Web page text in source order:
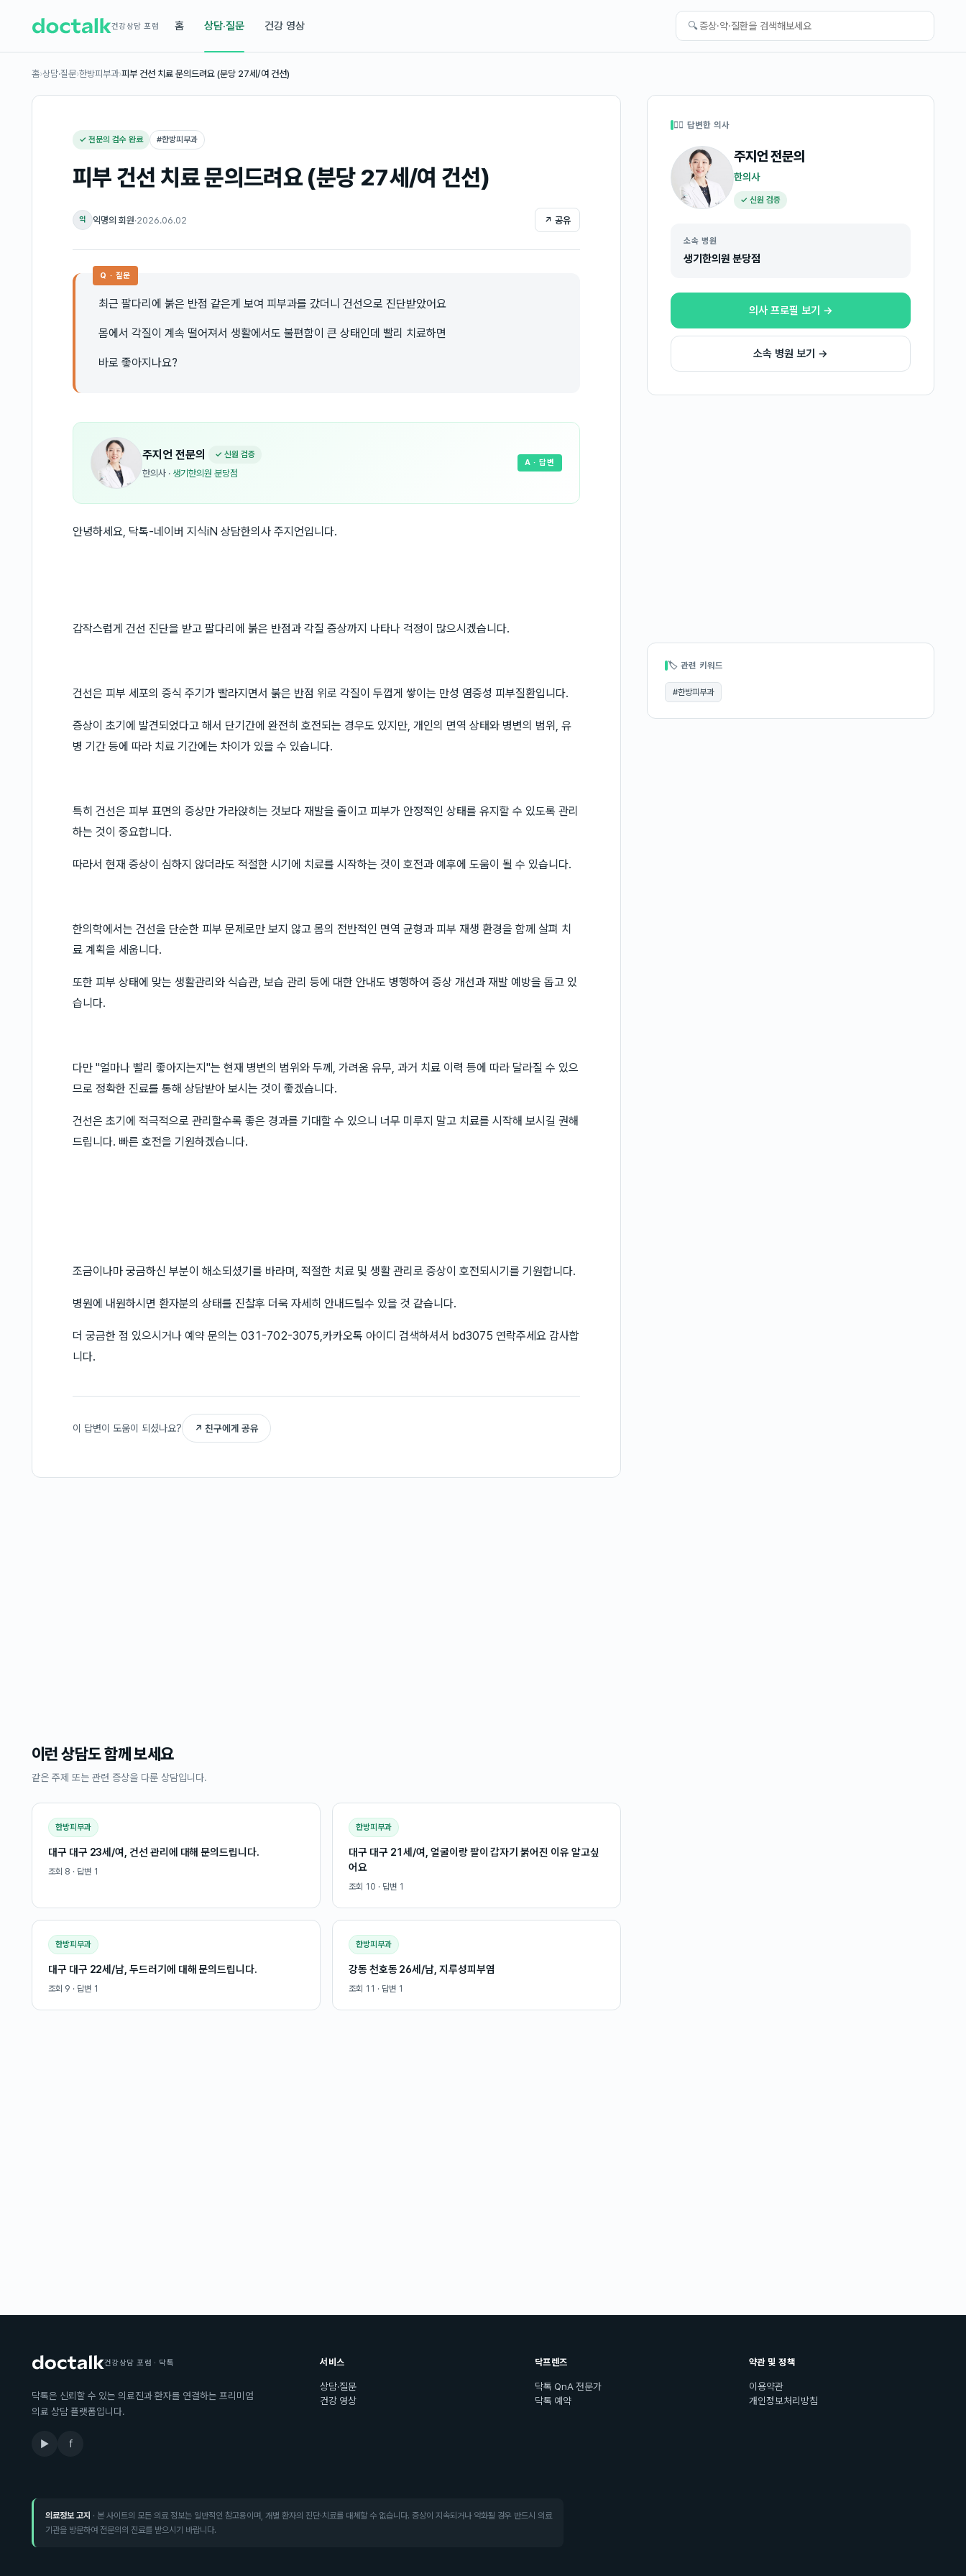
건강상담 포럼 홈 상담·질문 건강 영상 🔍
홈›상담·질문›한방피부과›피부 건선 치료 문의드려요 (분당 27세/여 건선)
✓ 전문의 검수 완료 #한방피부과
피부 건선 치료 문의드려요 (분당 27세/여 건선)
익 익명의 회원·2026.06.02 ↗ 공유
Q · 질문
최근 팔다리에 붉은 반점 같은게 보여 피부과를 갔더니 건선으로 진단받았어요
몸에서 각질이 계속 떨어져서 생활에서도 불편함이 큰 상태인데 빨리 치료하면
바로 좋아지나요?
주지언 전문의 ✓ 신원 검증
한의사 · 생기한의원 분당점
A · 답변
안녕하세요, 닥톡-네이버 지식iN 상담한의사 주지언입니다.
갑작스럽게 건선 진단을 받고 팔다리에 붉은 반점과 각질 증상까지 나타나 걱정이 많으시겠습니다.
건선은 피부 세포의 증식 주기가 빨라지면서 붉은 반점 위로 각질이 두껍게 쌓이는 만성 염증성 피부질환입니다.
증상이 초기에 발견되었다고 해서 단기간에 완전히 호전되는 경우도 있지만, 개인의 면역 상태와 병변의 범위, 유
병 기간 등에 따라 치료 기간에는 차이가 있을 수 있습니다.
특히 건선은 피부 표면의 증상만 가라앉히는 것보다 재발을 줄이고 피부가 안정적인 상태를 유지할 수 있도록 관리
하는 것이 중요합니다.
따라서 현재 증상이 심하지 않더라도 적절한 시기에 치료를 시작하는 것이 호전과 예후에 도움이 될 수 있습니다.
한의학에서는 건선을 단순한 피부 문제로만 보지 않고 몸의 전반적인 면역 균형과 피부 재생 환경을 함께 살펴 치
료 계획을 세웁니다.
또한 피부 상태에 맞는 생활관리와 식습관, 보습 관리 등에 대한 안내도 병행하여 증상 개선과 재발 예방을 돕고 있
습니다.
다만 "얼마나 빨리 좋아지는지"는 현재 병변의 범위와 두께, 가려움 유무, 과거 치료 이력 등에 따라 달라질 수 있으
므로 정확한 진료를 통해 상담받아 보시는 것이 좋겠습니다.
건선은 초기에 적극적으로 관리할수록 좋은 경과를 기대할 수 있으니 너무 미루지 말고 치료를 시작해 보시길 권해
드립니다. 빠른 호전을 기원하겠습니다.
조금이나마 궁금하신 부분이 해소되셨기를 바라며, 적절한 치료 및 생활 관리로 증상이 호전되시기를 기원합니다.
병원에 내원하시면 환자분의 상태를 진찰후 더욱 자세히 안내드릴수 있을 것 같습니다.
더 궁금한 점 있으시거나 예약 문의는 031-702-3075,카카오톡 아이디 검색하셔서 bd3075 연락주세요 감사합
니다.
이 답변이 도움이 되셨나요? ↗ 친구에게 공유
이런 상담도 함께 보세요
같은 주제 또는 관련 증상을 다룬 상담입니다.
한방피부과
대구 대구 23세/여, 건선 관리에 대해 문의드립니다.
조회 8 · 답변 1
한방피부과
대구 대구 21세/여, 얼굴이랑 팔이 갑자기 붉어진 이유 알고싶
어요
조회 10 · 답변 1
한방피부과
대구 대구 22세/남, 두드러기에 대해 문의드립니다.
조회 9 · 답변 1
한방피부과
강동 천호동 26세/남, 지루성피부염
조회 11 · 답변 1
👩‍⚕️ 답변한 의사
주지언전문의
한의사
✓ 신원 검증
소속 병원
생기한의원 분당점
의사 프로필 보기 →
소속 병원 보기 →
🏷 관련 키워드
#한방피부과
건강상담 포럼 · 닥톡
닥톡은 신뢰할 수 있는 의료진과 환자를 연결하는 프리미엄
의료 상담 플랫폼입니다.
▶ f
서비스
상담·질문
건강 영상
닥프렌즈
닥톡 QnA 전문가
닥톡 예약
약관 및 정책
이용약관
개인정보처리방침
의료정보 고지 · 본 사이트의 모든 의료 정보는 일반적인 참고용이며, 개별 환자의 진단·치료를 대체할 수 없습니다. 증상이 지속되거나 악화될 경우 반드시 의료
기관을 방문하여 전문의의 진료를 받으시기 바랍니다.